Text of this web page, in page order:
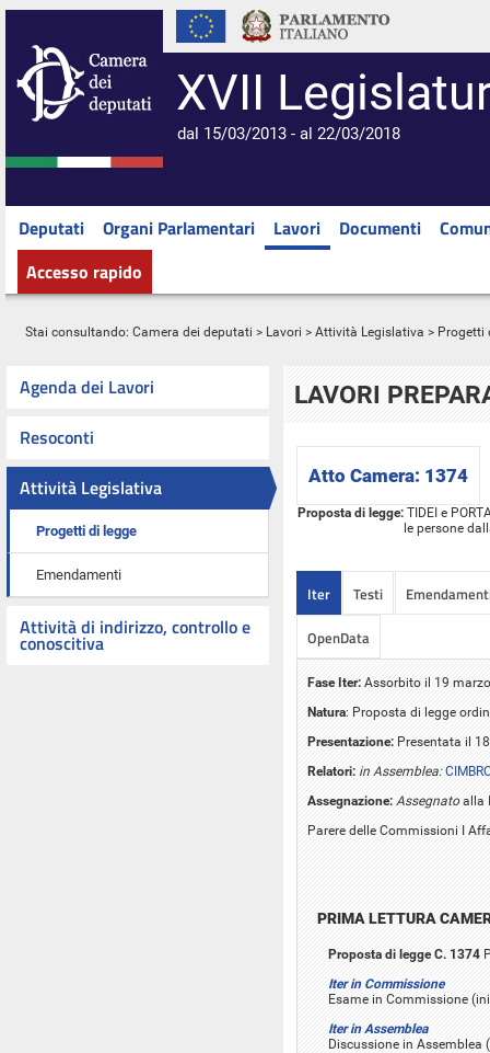
XVII
dal 15/03/2013 - al 22/03/2018
Deputati Organi Parlamentari Lavori Documenti
Accesso rapido
Stai consultando: Camera dei deputati > Lavori > Attività Legislativa > Progetti
Agenda dei Lavori
Resoconti
Attività Legislativa
Progetti di legge
Emendamenti
Attività di indirizzo, controllo e
conoscitiva
LAVORI
Atto Camera: 1374
Proposta di legge: TIDEI e
le persone
Iter Testi
OpenData
Fase Iter: Assorbito il 19
Natura: Proposta di legge
Presentazione: Presentata il
Relatori: in Assemblea:
Assegnazione: Assegnatoalla
Parere delle Commissioni I
PRIMA LETTURA
Proposta di legge C. 1374
Iter in Commissione
Esame in Commissione
Iter in Assemblea
Discussione in